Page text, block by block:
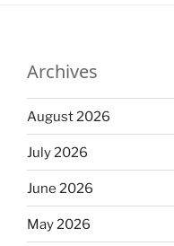
Archives
August 2026
July 2026
June 2026
May 2026